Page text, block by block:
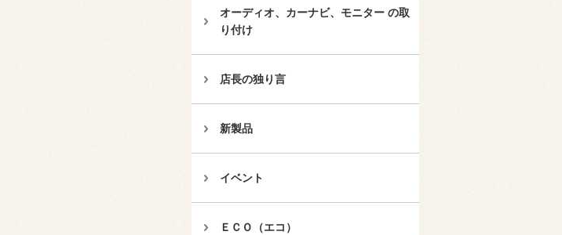
オーディオ、カーナビ、モニター の取
り付け
店長の独り言
新製品
イベント
ＥＣＯ（エコ）